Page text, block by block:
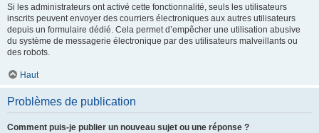
Si les administrateurs ont activé cette fonctionnalité, seuls les utilisateurs
inscrits peuvent envoyer des courriers électroniques aux autres utilisateurs
depuis un formulaire dédié. Cela permet d’empêcher une utilisation abusive
du système de messagerie électronique par des utilisateurs malveillants ou
des robots.
Haut
Problèmes de publication
Comment puis-je publier un nouveau sujet ou une réponse ?